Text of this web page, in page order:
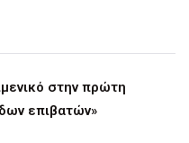
στην πρώτη
επιβατών»